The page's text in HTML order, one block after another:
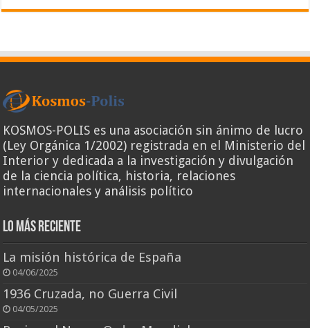
KOSMOS-POLIS es una asociación sin ánimo de lucro
(Ley Orgánica 1/2002) registrada en el Ministerio del
Interior y dedicada a la investigación y divulgación
de la ciencia política, historia, relaciones
internacionales y análisis político
Lo más reciente
La misión histórica de España
04/06/2025
1936 Cruzada, no Guerra Civil
04/05/2025